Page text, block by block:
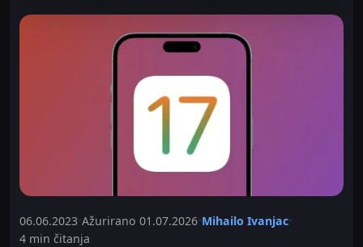
06.06.2023 Ažurirano 01.07.2026 Mihailo Ivanjac
4 min čitanja